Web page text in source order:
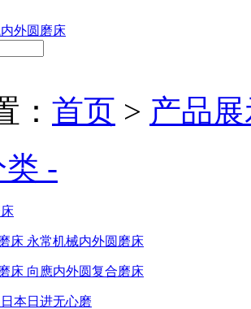
外圆磨床
： 首页 > 产品
-
永常机械内外圆磨床
向應内外圆复合磨床
日本日进无心磨